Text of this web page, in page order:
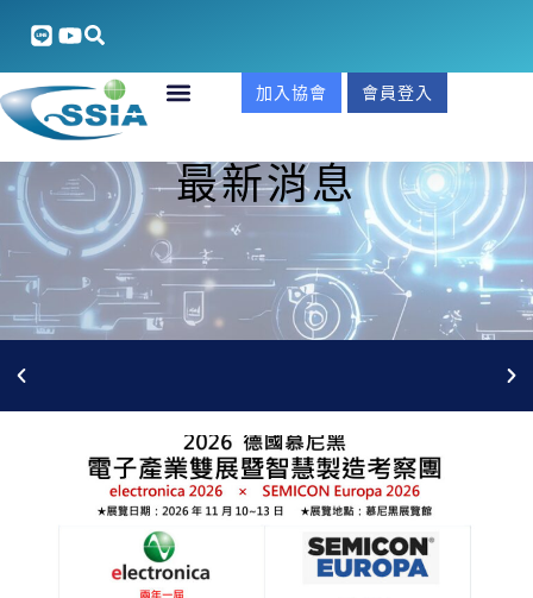
加入協會 會員登入
最新消息